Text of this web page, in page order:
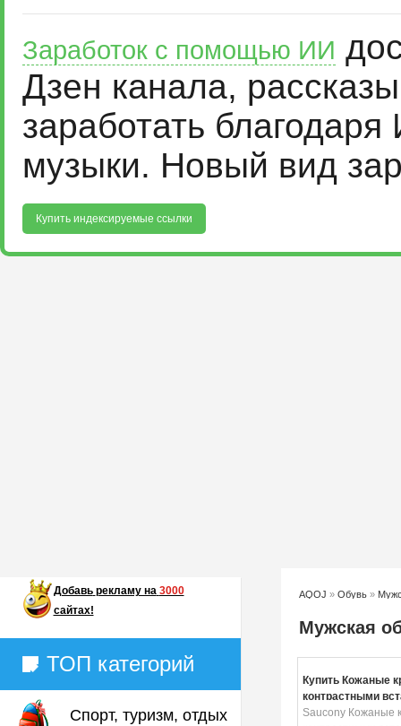
Заработок с помощью ИИ
Дзен канала,
заработать
музыки. Новый вид
Купить индексируемые ссылки
Добавь рекламу на 3000
сайтах!
ТОП категорий
Спорт, туризм, отдых
AQOJ » Обувь »
Мужская
Купить Кожаные
контрастными
Saucony Кожаные